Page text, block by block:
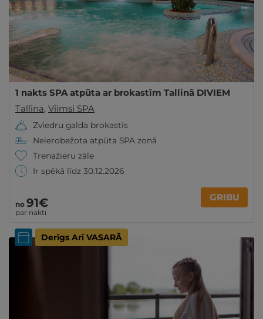
1 nakts SPA atpūta ar brokastīm Tallinā DIVIEM
Tallina, Viimsi SPA
Zviedru galda brokastis
Neierobežota atpūta SPA zonā
Trenažieru zāle
Ir spēkā līdz 30.12.2026
no 91€
par nakti
GRIBU
Derīgs Arī VASARĀ